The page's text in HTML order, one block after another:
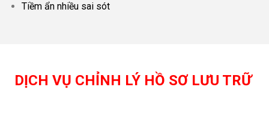
Tiềm ẩn nhiều sai sót
DỊCH VỤ CHỈNH LÝ HỒ SƠ LƯU TRỮ